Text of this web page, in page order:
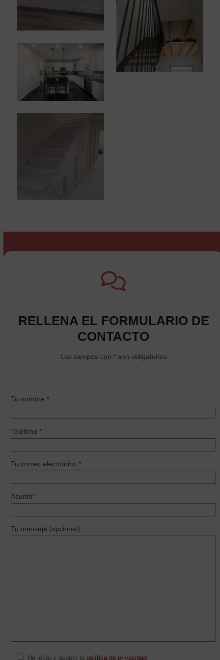
RELLENA EL FORMULARIO DE
CONTACTO
Los campos con * son obligatorios
Tu nombre *
Teléfono *
Tu correo electrónico *
Asunto*
Tu mensaje (opcional)
He leído y acepto la política de privacidad